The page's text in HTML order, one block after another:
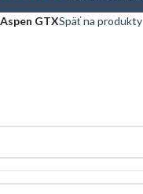
GTXSpäť na produkty